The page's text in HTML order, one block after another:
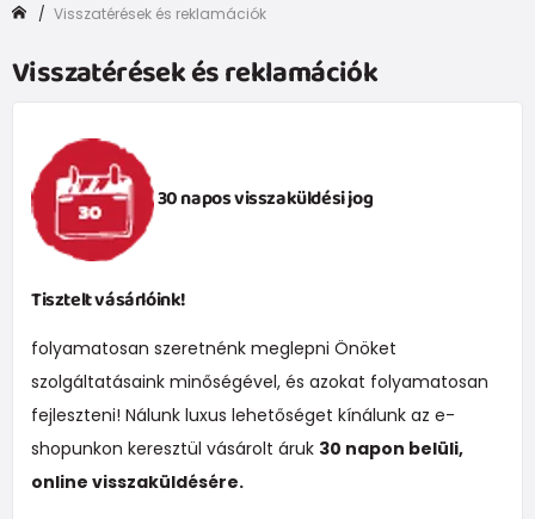
Visszatérések és reklamációk
Visszatérések és reklamációk
30 napos visszaküldési jog
Tisztelt vásárlóink!
folyamatosan szeretnénk meglepni Önöket
szolgáltatásaink minőségével, és azokat folyamatosan
fejleszteni! Nálunk luxus lehetőséget kínálunk az e-
shopunkon keresztül vásárolt áruk 30 napon belüli,
online visszaküldésére.